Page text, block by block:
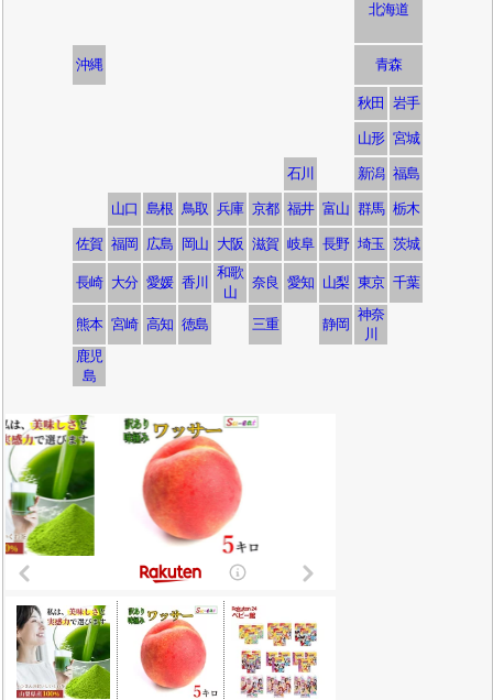
北海道
沖縄 青森
秋田 岩手
山形 宮城
石川 新潟 福島
山口 島根 鳥取 兵庫 京都 福井 富山 群馬 栃木
佐賀 福岡 広島 岡山 大阪 滋賀 岐阜 長野 埼玉 茨城
長崎 大分 愛媛 香川
和歌
山
奈良 愛知 山梨 東京 千葉
熊本 宮崎 高知 徳島 三重 静岡
神奈
川
鹿児
島